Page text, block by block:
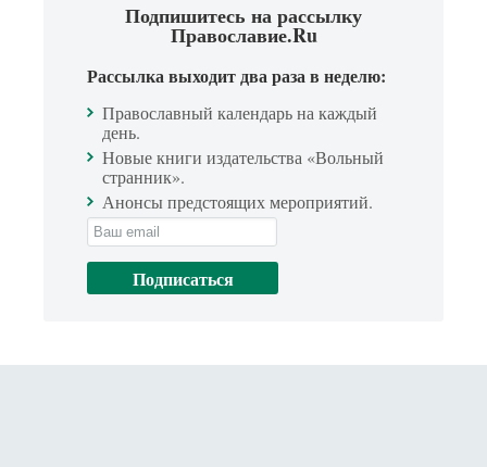
Подпишитесь на рассылку
Православие.Ru
Рассылка выходит два раза в неделю:
Православный календарь на каждый
день.
Новые книги издательства «Вольный
странник».
Анонсы предстоящих мероприятий.